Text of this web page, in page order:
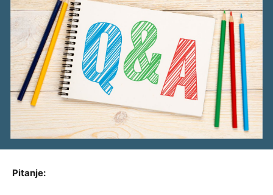
Pitanje: